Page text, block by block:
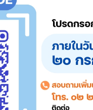
น
าน นับเป็นอนุสรณ์
งสถาบันพระมหา
น"
คณะกรรมการมูลนิธิ